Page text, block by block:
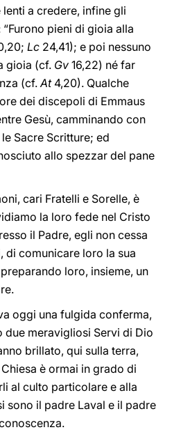
a credere, infine gli
pieni di gioia alla
Lc 24,41); e poi nessuno
gioia (cf. Gv 16,22) né far
(cf.At 4,20). Qualche
dei discepoli di Emmaus
Gesù, camminando con
Sacre Scritture; ed
allo spezzar del pane
cari Fratelli e Sorelle, è
la loro fede nel Cristo
il Padre, egli non cessa
di comunicare loro la sua
loro, insieme, un
oggi una fulgida conferma,
meravigliosi Servi di Dio
brillato, qui sulla terra,
è ormai in grado di
al culto particolare e alla
sono il padre Laval e il padre